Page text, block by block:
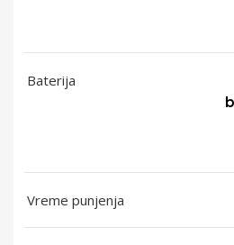
Baterija
Vreme punjenja